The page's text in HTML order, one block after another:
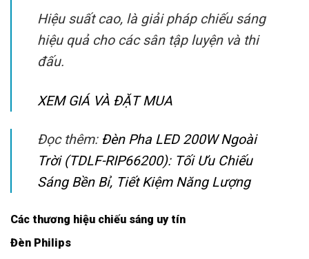
Hiệu suất cao, là giải pháp chiếu sáng
hiệu quả cho các sân tập luyện và thi
đấu.
XEM GIÁ VÀ ĐẶT MUA
Đọc thêm: Đèn Pha LED 200W Ngoài
Trời (TDLF-RIP66200): Tối Ưu Chiếu
Sáng Bền Bỉ, Tiết Kiệm Năng Lượng
Các thương hiệu chiếu sáng uy tín
Đèn Philips